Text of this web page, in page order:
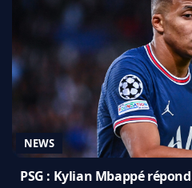
NEWS
PSG : Kylian Mbappé